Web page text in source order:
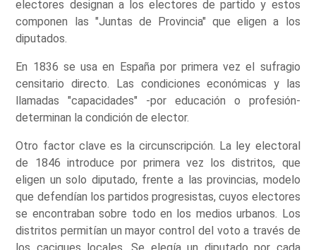
electores designan a los electores de partido y estos
componen las "Juntas de Provincia" que eligen a los
diputados.
En 1836 se usa en España por primera vez el sufragio
censitario directo. Las condiciones económicas y las
llamadas "capacidades" -por educación o profesión-
determinan la condición de elector.
Otro factor clave es la circunscripción. La ley electoral
de 1846 introduce por primera vez los distritos, que
eligen un solo diputado, frente a las provincias, modelo
que defendían los partidos progresistas, cuyos electores
se encontraban sobre todo en los medios urbanos. Los
distritos permitían un mayor control del voto a través de
los caciques locales. Se elegía un diputado por cada